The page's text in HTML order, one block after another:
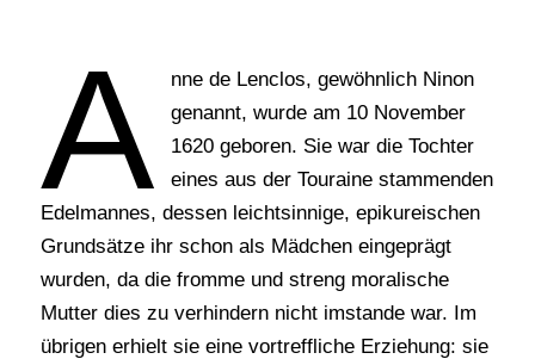
A
nne de Lenclos, gewöhnlich Ninon
genannt, wurde am 10 November
1620 geboren. Sie war die Tochter
eines aus der Touraine stammenden
Edelmannes, dessen leichtsinnige, epikureischen
Grundsätze ihr schon als Mädchen eingeprägt
wurden, da die fromme und streng moralische
Mutter dies zu verhindern nicht imstande war. Im
übrigen erhielt sie eine vortreffliche Erziehung: sie